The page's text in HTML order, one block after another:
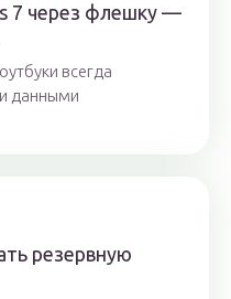
7 через флешку —
всегда
данными
резервную